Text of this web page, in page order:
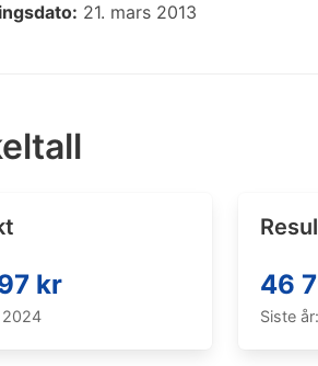
21. mars 2013
kr
2024
46
Siste